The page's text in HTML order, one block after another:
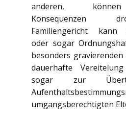
anderen,
Konsequenzen
Familiengericht kann
oder sogar
besonders
dauerhafte
sogar zur
umgangsberechtigten